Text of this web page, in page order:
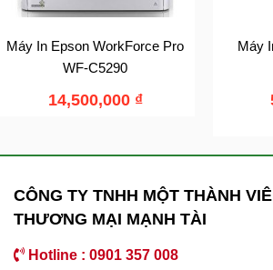
Máy In Epson WorkForce Pro
WF-C5290
14,500,000 ₫
Máy
CÔNG TY TNHH MỘT THÀNH
THƯƠNG MẠI MẠNH TÀI
Hotline : 0901 357 008